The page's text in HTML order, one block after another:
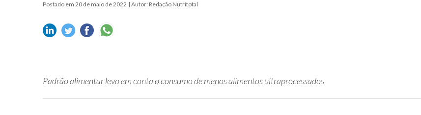
Postado em 20 de maio de 2022 | Autor: Redação Nutritotal
Padrão alimentar leva em conta o consumo de menos alimentos ultraprocessados